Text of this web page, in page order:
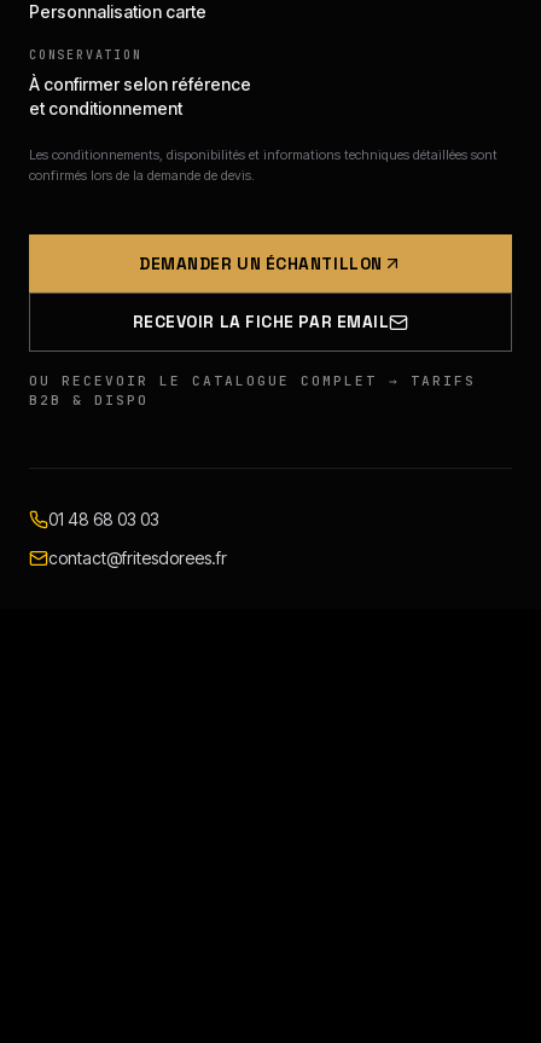
Personnalisation carte
CONSERVATION
À confirmer selon référence
et conditionnement
Les conditionnements, disponibilités et informations techniques détaillées sont
confirmés lors de la demande de devis.
DEMANDER UN ÉCHANTILLON
RECEVOIR LA FICHE PAR EMAIL
OU RECEVOIR LE CATALOGUE COMPLET → TARIFS
B2B & DISPO
01 48 68 03 03
contact@fritesdorees.fr